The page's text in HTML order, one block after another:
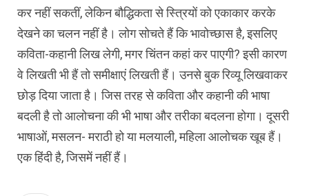
कर नहीं सकतीं, लेकिन बौद्धिकता से स्त्रियों को एकाकार करके
देखने का चलन नहीं है। लोग सोचते हैं कि भावोच्छास है, इसलिए
कविता-कहानी लिख लेगी, मगर चिंतन कहां कर पाएगी? इसी कारण
वे लिखती भी हैं तो समीक्षाएं लिखती हैं। उनसे बुक रिव्यू लिखवाकर
छोड़ दिया जाता है। जिस तरह से कविता और कहानी की भाषा
बदली है तो आलोचना की भी भाषा और तरीका बदलना होगा। दूसरी
भाषाओं, मसलन- मराठी हो या मलयाली, महिला आलोचक खूब हैं।
एक हिंदी है, जिसमें नहीं हैं।